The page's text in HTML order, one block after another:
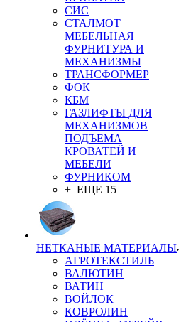
СИС
СТАЛМОТ
МЕБЕЛЬНАЯ
ФУРНИТУРА И
МЕХАНИЗМЫ
ТРАНСФОРМЕР
ФОК
КБМ
ГАЗЛИФТЫ ДЛЯ
МЕХАНИЗМОВ
ПОДЪЕМА
КРОВАТЕЙ И
МЕБЕЛИ
ФУРНИКОМ
+ ЕЩЕ 15
НЕТКАНЫЕ МАТЕРИАЛЫ
АГРОТЕКСТИЛЬ
ВАЛЮТИН
ВАТИН
ВОЙЛОК
КОВРОЛИН